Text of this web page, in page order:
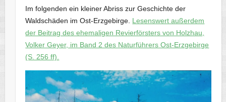
Im folgenden ein kleiner Abriss zur Geschichte der
Waldschäden im Ost-Erzgebirge. Lesenswert außerdem
der Beitrag des ehemaligen Revierförsters von Holzhau,
Volker Geyer, im Band 2 des Naturführers Ost-Erzgebirge
(S. 256 ff).